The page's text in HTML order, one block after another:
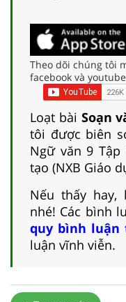
Theo dõi chúng tôi
facebook và
Loạt bài Soạn
tôi được biên
Ngữ văn 9
tạo (NXB Giáo
Nếu thấy hay,
nhé! Các bình
quy bình luận
luận vĩnh viễn.